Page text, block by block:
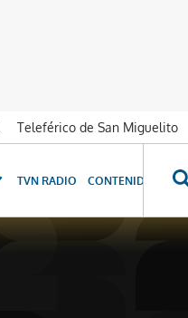
Teleférico de San Miguelito
TVN RADIO CONTENIDOS